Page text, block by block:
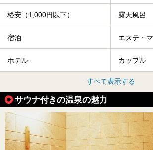
格安（1,000円以下） 露天風呂
宿泊 エステ・
ホテル カップル
すべて表示する
サウナ付きの温泉の魅力